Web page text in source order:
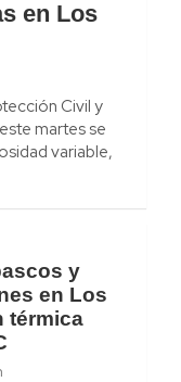
en Los
Civil y
martes se
variable,
y
en Los
térmica